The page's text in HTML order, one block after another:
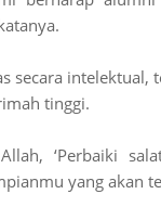
secara intelektual,
tinggi.
‘Perbaiki
yang akan